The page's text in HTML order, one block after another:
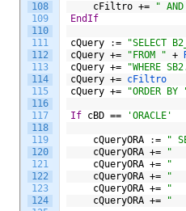
108
109
110
111
112
113
114
115
116
117
118
119
120
121
122
123
124
cFiltro += "
EndIf
cQuery := "SELECT
cQuery += "FROM " +
cQuery += "WHERE
cQuery +=
cQuery += "ORDER BY
If cBD == 'ORACLE'
cQueryORA := "
cQueryORA +=
cQueryORA +=
cQueryORA +=
cQueryORA +=
cQueryORA +=